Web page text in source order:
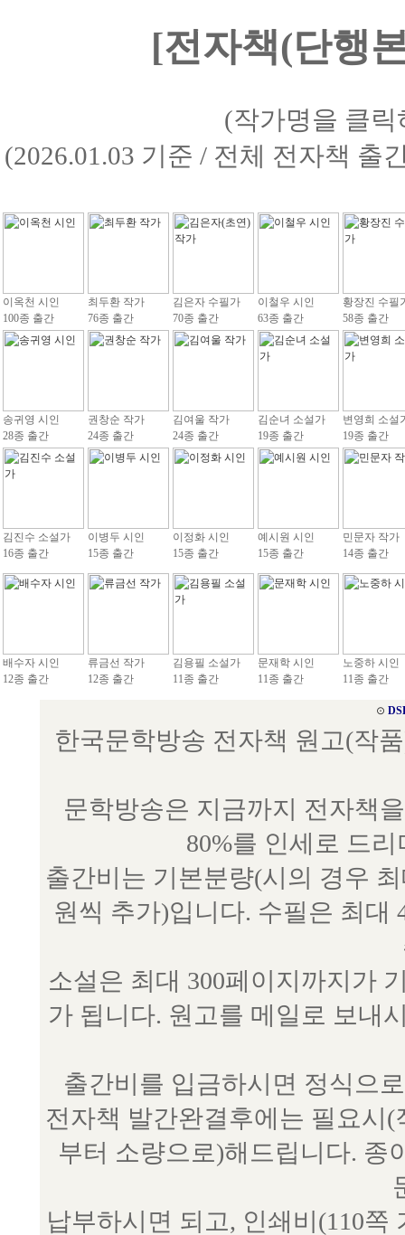
[전자책(단행
(작가명을 클
(2026.01.03 기준 / 전체 전자책 출
이옥천 시인
100종 출간
최두환 작가
76종 출간
김은자 수필가
70종 출간
이철우 시인
63종 출간
황장진 수필
58종 출간
송귀영 시인
28종 출간
권창순 작가
24종 출간
김여울 작가
24종 출간
김순녀 소설가
19종 출간
변영희 소설
19종 출간
김진수 소설가
16종 출간
이병두 시인
15종 출간
이정화 시인
15종 출간
예시원 시인
15종 출간
민문자 작가
14종 출간
배수자 시인
12종 출간
류금선 작가
12종 출간
김용필 소설가
11종 출간
문재학 시인
11종 출간
노중하 시인
11종 출간
⊙
한국문학방송 전자책 원고(작
문학방송은 지금까지 전자책
80%를 인세로 드
출간비는 기본분량(시의 경우
원씩 추가)입니다. 수필은 최대
소설은 최대 300페이지까지가
가 됩니다. 원고를 메일로 보내
출간비를 입금하시면 정식으
전자책 발간완결후에는 필요시
부터 소량으로)해드립니다. 종
납부하시면 되고, 인쇄비(110